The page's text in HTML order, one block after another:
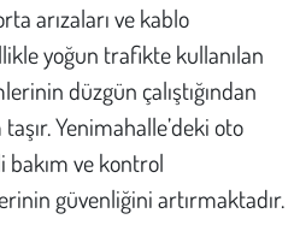
arızaları ve kablo
yoğun trafikte kullanılan
düzgün çalıştığından
Yenimahalle’deki oto
ve kontrol
güvenliğini artırmaktadır.